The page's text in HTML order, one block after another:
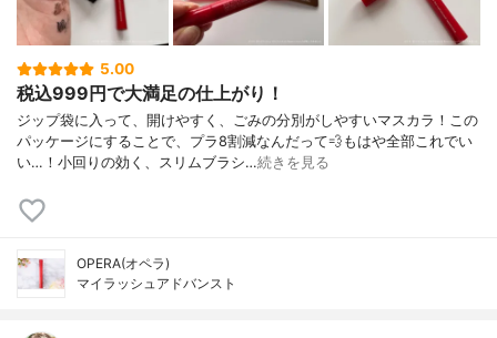
5.00
税込999円で大満足の仕上がり！
ジップ袋に入って、開けやすく、ごみの分別がしやすいマスカラ！この
パッケージにすることで、プラ8割減なんだって💨もはや全部これでい
い…！小回りの効く、スリムブラシ…続きを見る
OPERA(オペラ)
マイラッシュアドバンスト